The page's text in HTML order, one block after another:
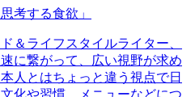
考する食欲」
＆ライフスタイルライター、
に繋がって、広い視野が求め
人とはちょっと違う視点で日